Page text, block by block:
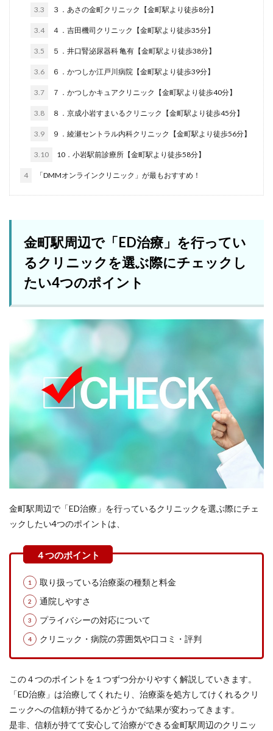
3.3 ３．あさの金町クリニック【金町駅より徒歩8分】
3.4 ４．吉田機司クリニック【金町駅より徒歩35分】
3.5 ５．井口腎泌尿器科 亀有【金町駅より徒歩38分】
3.6 ６．かつしか江戸川病院【金町駅より徒歩39分】
3.7 ７．かつしかキュアクリニック【金町駅より徒歩40分】
3.8 ８．京成小岩すまいるクリニック【金町駅より徒歩45分】
3.9 ９．綾瀬セントラル内科クリニック【金町駅より徒歩56分】
3.10 10．小岩駅前診療所【金町駅より徒歩58分】
4 「DMMオンラインクリニック」が最もおすすめ！
金町駅周辺で「ED治療」を行ってい
るクリニックを選ぶ際にチェックし
たい4つのポイント
金町駅周辺で「ED治療」を行っているクリニックを選ぶ際にチェ
ックしたい4つのポイントは、
取り扱っている治療薬の種類と料金
通院しやすさ
プライバシーの対応について
クリニック・病院の雰囲気や口コミ・評判
この４つのポイントを１つずつ分かりやすく解説していきます。
「ED治療」は治療してくれたり、治療薬を処方してけくれるクリ
ニックへの信頼が持てるかどうかで結果が変わってきます。
是非、信頼が持てて安心して治療ができる金町駅周辺のクリニッ